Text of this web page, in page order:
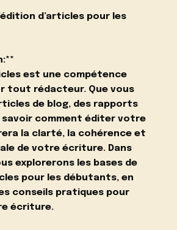
d’articles pour les
est une compétence
tout rédacteur. Que vous
de blog, des rapports
savoir comment éditer votre
la clarté, la cohérence et
de votre écriture. Dans
explorerons les bases de
pour les débutants, en
conseils pratiques pour
écriture.